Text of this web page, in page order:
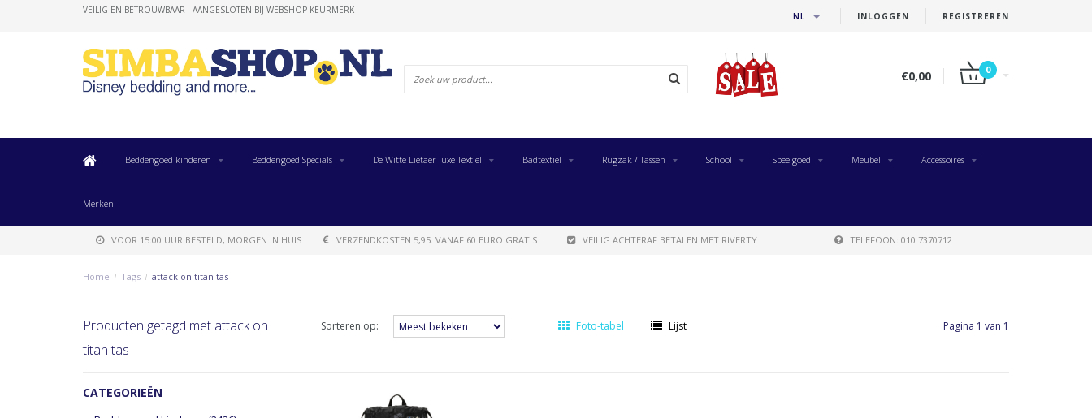
INLOGGEN REGISTREREN
NL
VEILIG EN BETROUWBAAR - AANGESLOTEN BIJ WEBSHOP KEURMERK
€0,00 0
Beddengoed kinderen Beddengoed Specials De Witte Lietaer luxe Textiel Badtextiel Rugzak / Tassen School Speelgoed Meubel Accessoires
Merken
VOOR 15:00 UUR BESTELD, MORGEN IN HUIS VERZENDKOSTEN 5,95. VANAF 60 EURO GRATIS VEILIG ACHTERAF BETALEN MET RIVERTY TELEFOON: 010 7370712
Home / Tags / attack on titan tas
Producten getagd met attack on
titan tas
Sorteren op: Foto-tabel Lijst Pagina 1 van 1
CATEGORIEËN